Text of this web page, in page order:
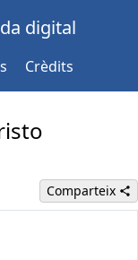
digital
Crèdits
Comparteix